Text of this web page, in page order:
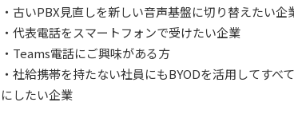
・古いPBX見直しを新しい音声基盤に切り替えたい企
・代表電話をスマートフォンで受けたい企業
・Teams電話にご興味がある方
・社給携帯を持たない社員にもBYODを活用してすべ
にしたい企業